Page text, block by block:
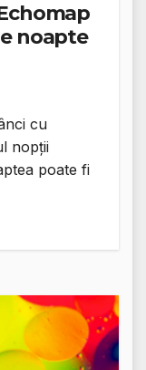
noapte
cu
nopții
poate fi